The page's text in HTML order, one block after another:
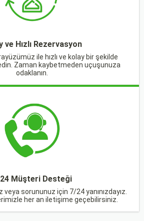
ve Hızlı Rezervasyon
ile hızlı ve kolay bir şekilde
Zaman kaybetmeden uçuşunuza
odaklanın.
Müşteri Desteği
sorununuz için 7/24 yanınızdayız.
her an iletişime geçebilirsiniz.